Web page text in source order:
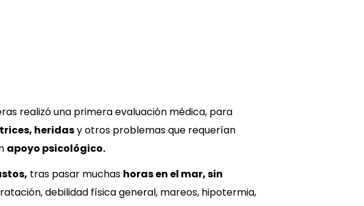
realizó una primera evaluación médica, para
heridasy otros problemas que requerían
apoyo psicológico.
tras pasar muchas horas en el mar, sin
debilidad física general, mareos, hipotermia,